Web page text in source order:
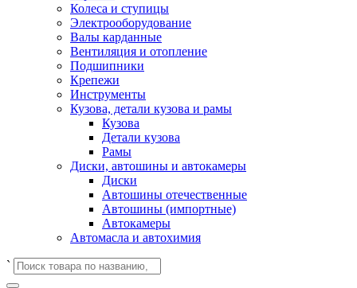
Колеса и ступицы
Электрооборудование
Валы карданные
Вентиляция и отопление
Подшипники
Крепежи
Инструменты
Кузова, детали кузова и рамы
Кузова
Детали кузова
Рамы
Диски, автошины и автокамеры
Диски
Автошины отечественные
Автошины (импортные)
Автокамеры
Автомасла и автохимия
`